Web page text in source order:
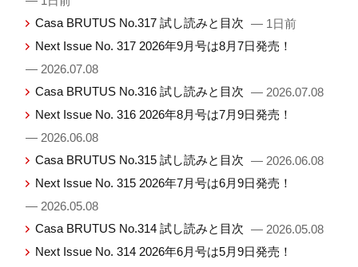
Casa BRUTUS No.317 試し読みと目次 — 1日前
Next Issue No. 317 2026年9月号は8月7日発売！
— 2026.07.08
Casa BRUTUS No.316 試し読みと目次 — 2026.07.08
Next Issue No. 316 2026年8月号は7月9日発売！
— 2026.06.08
Casa BRUTUS No.315 試し読みと目次 — 2026.06.08
Next Issue No. 315 2026年7月号は6月9日発売！
— 2026.05.08
Casa BRUTUS No.314 試し読みと目次 — 2026.05.08
Next Issue No. 314 2026年6月号は5月9日発売！